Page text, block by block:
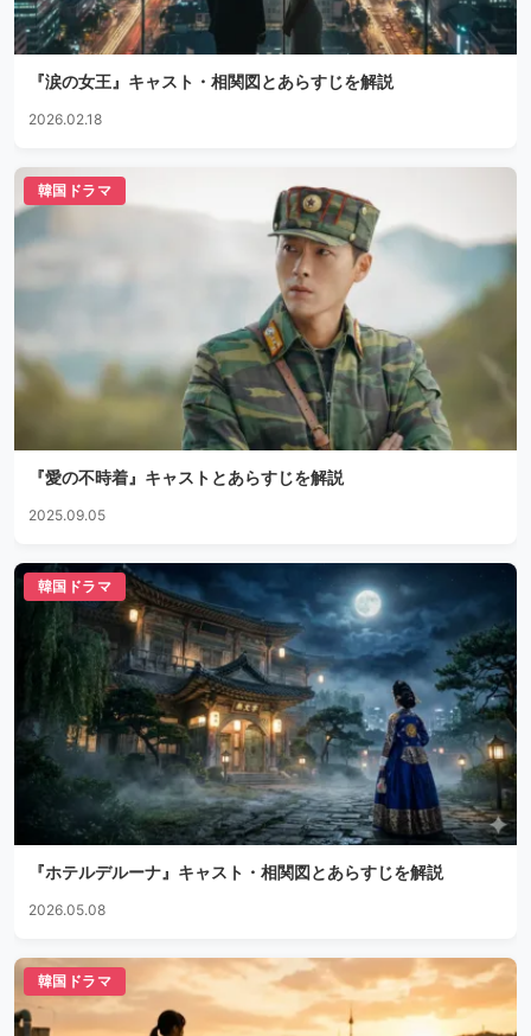
『涙の女王』キャスト・相関図とあらすじを解説
2026.02.18
韓国ドラマ
『愛の不時着』キャストとあらすじを解説
2025.09.05
韓国ドラマ
『ホテルデルーナ』キャスト・相関図とあらすじを解説
2026.05.08
韓国ドラマ